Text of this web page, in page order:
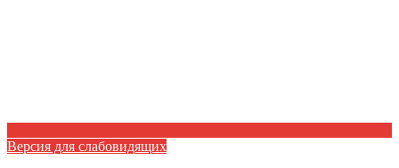
Версия для слабовидящих